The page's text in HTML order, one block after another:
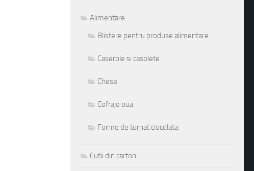
Alimentare
Blistere pentru produse alimentare
Caserole si casolete
Chese
Cofraje oua
Forme de turnat ciocolata
Cutii din carton